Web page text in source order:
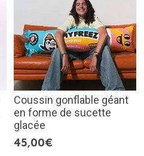
Coussin gonflable géant
en forme de sucette
glacée
45,00€